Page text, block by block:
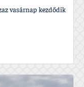
vasárnap kezdődik